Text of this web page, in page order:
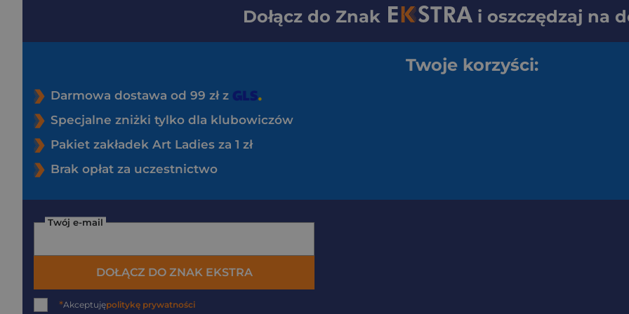
Dołącz do Znak i oszczędzaj na
Twoje korzyści:
Darmowa dostawa od 99 zł z
Specjalne zniżki tylko dla klubowiczów
Pakiet zakładek Art Ladies za 1 zł
Brak opłat za uczestnictwo
Twój e-mail
DOŁĄCZ DO ZNAK EKSTRA
*Akceptujępolitykę prywatności